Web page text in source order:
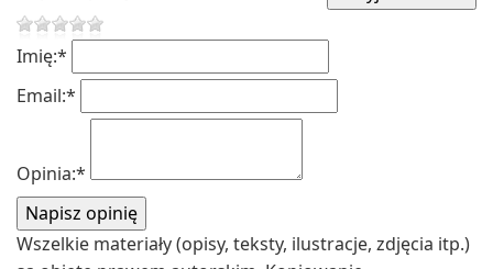
Imię:*
Email:*
Opinia:*
Wszelkie materiały (opisy, teksty, ilustracje, zdjęcia itp.)